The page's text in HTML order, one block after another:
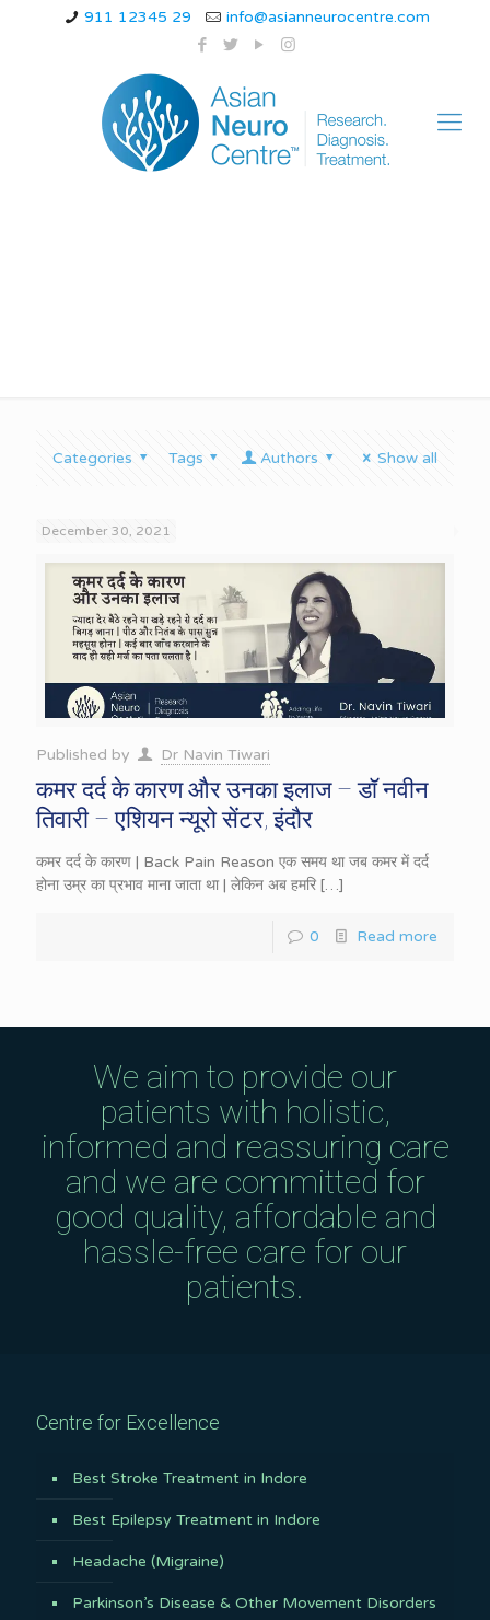
911 12345 29 info@asianneurocentre.com
Categories Tags Authors Show all
December 30, 2021
Published by Dr Navin Tiwari
कमर दर्द के कारण और उनका इलाज – डॉ नवीन
तिवारी – एशियन न्यूरो सेंटर, इंदौर
कमर दर्द के कारण | Back Pain Reason एक समय था जब कमर में दर्द
होना उम्र का प्रभाव माना जाता था | लेकिन अब हमरि […]
0 Read more
We aim to provide our
patients with holistic,
informed and reassuring care
and we are committed for
good quality, affordable and
hassle-free care for our
patients.
Centre for Excellence
Best Stroke Treatment in Indore
Best Epilepsy Treatment in Indore
Headache (Migraine)
Parkinson’s Disease & Other Movement Disorders